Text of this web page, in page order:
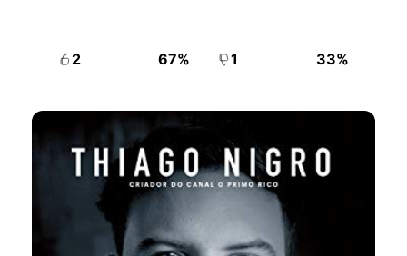
2 67% 1 33%